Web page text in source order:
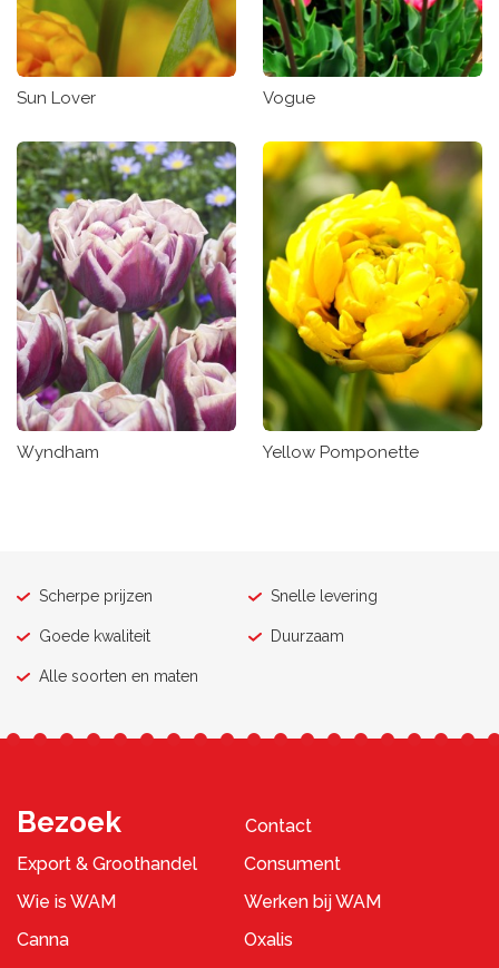
Sun Lover Vogue
Wyndham Yellow Pomponette
Scherpe prijzen Snelle levering
Goede kwaliteit Duurzaam
Alle soorten en maten
Bezoek
Contact
Export & Groothandel
Consument
Wie is WAM
Werken bij WAM
Canna
Oxalis